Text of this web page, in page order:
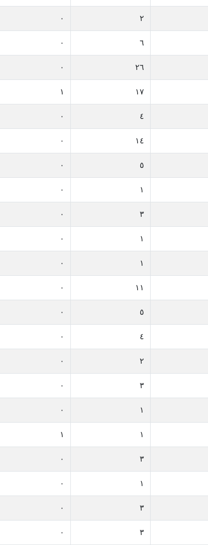
٢ ٠
٦ ٠
٢٦ ٠
١٧ ١
٤ ٠
١٤ ٠
٥ ٠
١ ٠
٣ ٠
١ ٠
١ ٠
١١ ٠
٥ ٠
٤ ٠
٢ ٠
٣ ٠
١ ٠
١ ١
٣ ٠
١ ٠
٣ ٠
٣ ٠